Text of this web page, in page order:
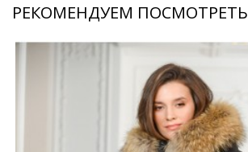
РЕКОМЕНДУЕМ ПОСМОТРЕТЬ